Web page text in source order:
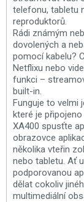
telefonu, tabletu
reproduktorů.
Rádi známým
dovolených a
pomocí kabelu?
Netflixu nebo
funkci –
built-in.
Funguje to velmi
které je
XA400 spusťte
obrazovce
několika vteřin
nebo tabletu. Ať
podporovanou
dělat cokoliv
multimediální